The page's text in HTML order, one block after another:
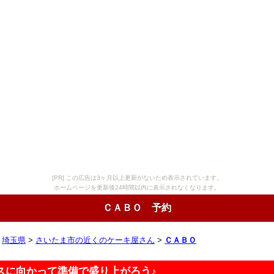
[PR] この広告は3ヶ月以上更新がないため表示されています。
ホームページを更新後24時間以内に表示されなくなります。
ＣＡＢＯ 予約
埼玉県 > さいたま市の近くのケーキ屋さん > ＣＡＢＯ
に向かって準備で盛り上がろう♪